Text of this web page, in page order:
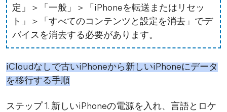
定」＞「一般」＞「iPhoneを転送またはリセッ
ト」＞「すべてのコンテンツと設定を消去」でデ
バイスを消去する必要があります。
iCloudなしで古いiPhoneから新しいiPhoneにデータ
を移行する手順
ステップ 1. 新しいiPhoneの電源を入れ、言語とロケ